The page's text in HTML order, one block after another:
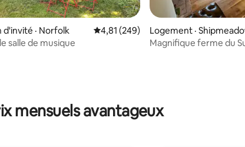
sur 5, 139 commentaires
d'invité · Norfolk Note moyenne de 4,81 sur 5, 249
4,81 (249)
salle de musique
Logement ·
Magnifique ferme du
mensuels avantageux